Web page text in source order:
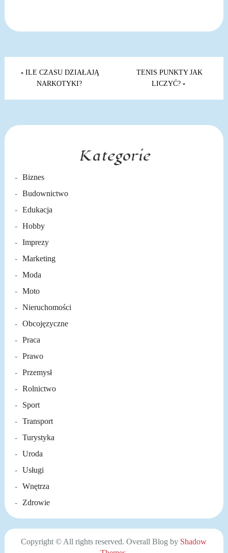
Nawigacja
wpisu
ILE CZASU DZIAŁAJĄ
NARKOTYKI?
TENIS PUNKTY JAK
LICZYĆ?
Kategorie
Biznes
Budownictwo
Edukacja
Hobby
Imprezy
Marketing
Moda
Moto
Nieruchomości
Obcojęzyczne
Praca
Prawo
Przemysł
Rolnictwo
Sport
Transport
Turystyka
Uroda
Usługi
Wnętrza
Zdrowie
Copyright © All rights reserved. Overall Blog by Shadow